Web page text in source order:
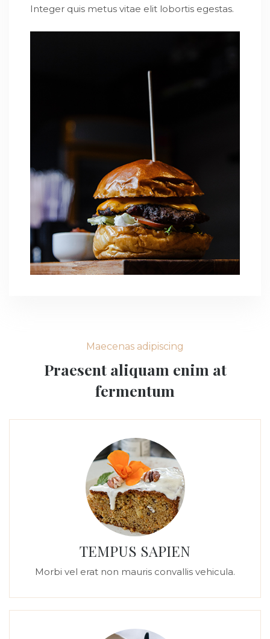
Integer quis metus vitae elit lobortis egestas.
Maecenas adipiscing
Praesent aliquam enim at
fermentum
TEMPUS SAPIEN
Morbi vel erat non mauris convallis vehicula.